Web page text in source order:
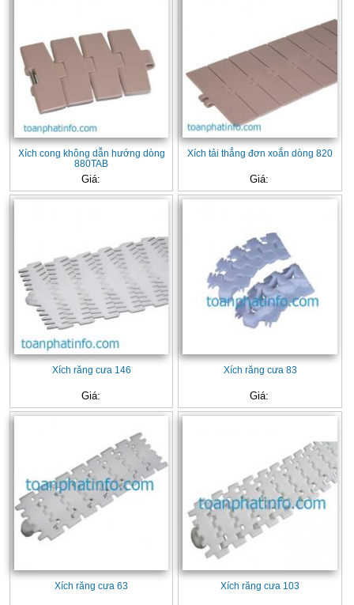
Xích cong không dẫn hướng dòng
880TAB
Giá:
Xích tải thẳng đơn xoắn dòng 820
Giá:
Xích răng cưa 146
Giá:
Xích răng cưa 83
Giá:
Xích răng cưa 63 Xích răng cưa 103